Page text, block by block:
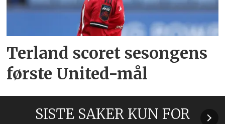
Terland scoret sesongens
første United-mål
SISTE SAKER KUN FOR